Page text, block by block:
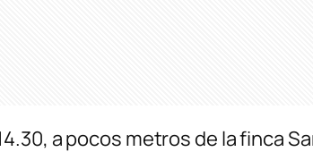
a pocos metros de la finca